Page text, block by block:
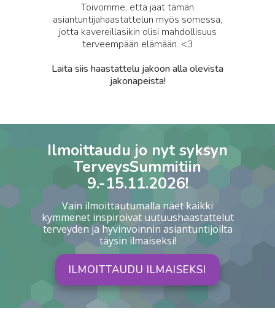
Toivomme, että jaat tämän
asiantuntijahaastattelun myös somessa,
jotta kavereillasikin olisi mahdollisuus
terveempään elämään. <3
Laita siis haastattelu jakoon alla olevista
jakonapeista!
Ilmoittaudu jo nyt syksyn
TerveysSummitiin
9.-15.11.2026!
Vain ilmoittautumalla näet kaikki
kymmenet inspiroivat uutuushaastattelut
terveyden ja hyvinvoinnin asiantuntijoilta
täysin ilmaiseksi!
ILMOITTAUDU ILMAISEKSI